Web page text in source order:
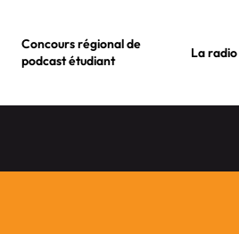
Concours régional de
podcast étudiant
La radio